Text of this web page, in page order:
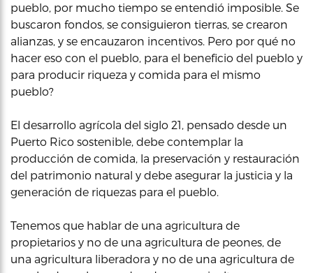
pueblo, por mucho tiempo se entendió imposible. Se
buscaron fondos, se consiguieron tierras, se crearon
alianzas, y se encauzaron incentivos. Pero por qué no
hacer eso con el pueblo, para el beneficio del pueblo y
para producir riqueza y comida para el mismo
pueblo?
El desarrollo agrícola del siglo 21, pensado desde un
Puerto Rico sostenible, debe contemplar la
producción de comida, la preservación y restauración
del patrimonio natural y debe asegurar la justicia y la
generación de riquezas para el pueblo.
Tenemos que hablar de una agricultura de
propietarios y no de una agricultura de peones, de
una agricultura liberadora y no de una agricultura de